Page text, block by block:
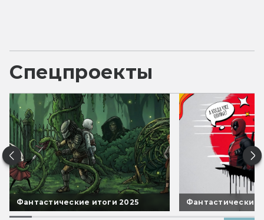
Спецпроекты
Фантастические итоги 2025 Фантастические